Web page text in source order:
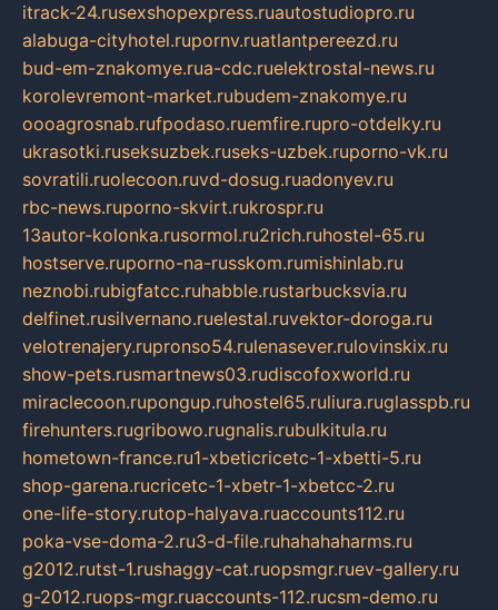
itrack-24.rusexshopexpress.ruautostudiopro.ru
alabuga-cityhotel.rupornv.ruatlantpereezd.ru
bud-em-znakomye.rua-cdc.ruelektrostal-news.ru
korolevremont-market.rubudem-znakomye.ru
oooagrosnab.rufpodaso.ruemfire.rupro-otdelky.ru
ukrasotki.ruseksuzbek.ruseks-uzbek.ruporno-vk.ru
sovratili.ruolecoon.ruvd-dosug.ruadonyev.ru
rbc-news.ruporno-skvirt.rukrospr.ru
13autor-kolonka.rusormol.ru2rich.ruhostel-65.ru
hostserve.ruporno-na-russkom.rumishinlab.ru
neznobi.rubigfatcc.ruhabble.rustarbucksvia.ru
delfinet.rusilvernano.ruelestal.ruvektor-doroga.ru
velotrenajery.rupronso54.rulenasever.rulovinskix.ru
show-pets.rusmartnews03.rudiscofoxworld.ru
miraclecoon.rupongup.ruhostel65.ruliura.ruglasspb.ru
firehunters.rugribowo.rugnalis.rubulkitula.ru
hometown-france.ru1-xbeticricetc-1-xbetti-5.ru
shop-garena.rucricetc-1-xbetr-1-xbetcc-2.ru
one-life-story.rutop-halyava.ruaccounts112.ru
poka-vse-doma-2.ru3-d-file.ruhahahaharms.ru
g2012.rutst-1.rushaggy-cat.ruopsmgr.ruev-gallery.ru
g-2012.ruops-mgr.ruaccounts-112.rucsm-demo.ru